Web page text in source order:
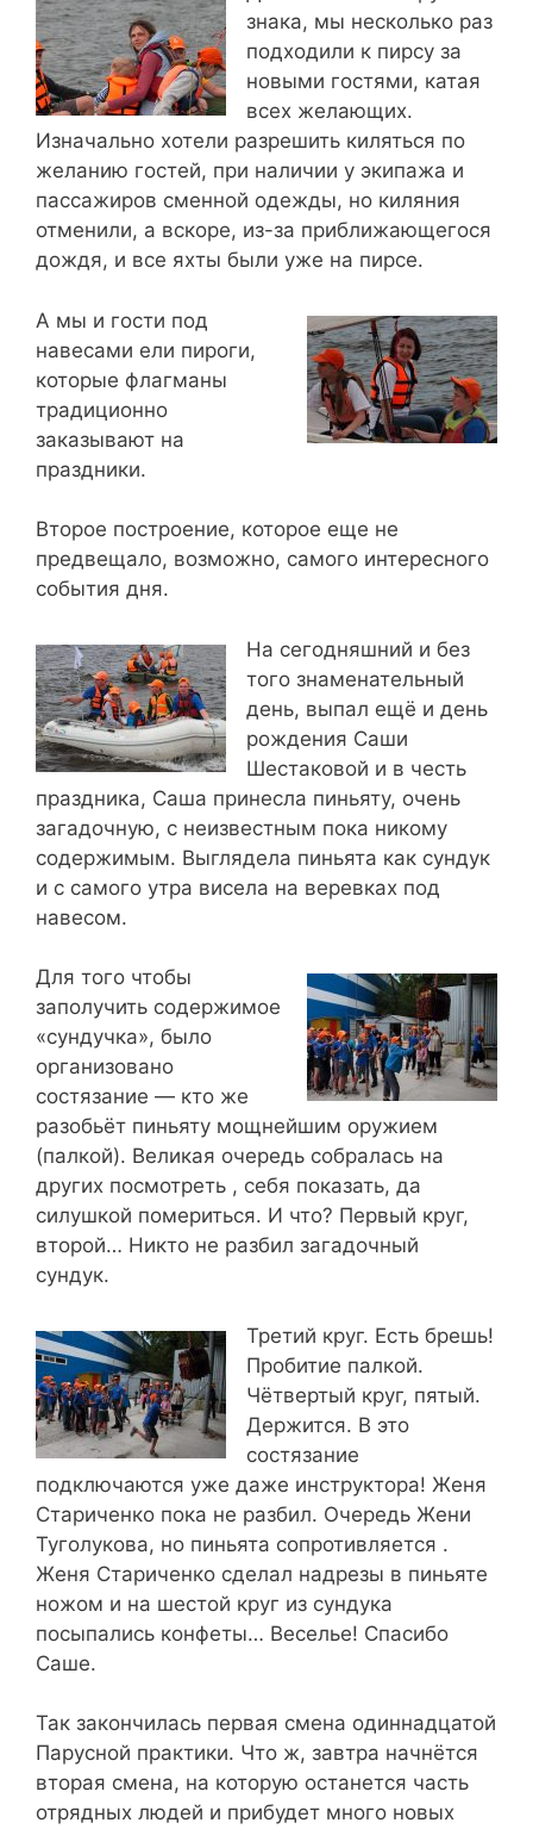
знака, мы несколько раз
подходили к пирсу за
новыми гостями, катая
всех желающих.
Изначально хотели разрешить киляться по
желанию гостей, при наличии у экипажа и
пассажиров сменной одежды, но киляния
отменили, а вскоре, из-за приближающегося
дождя, и все яхты были уже на пирсе.
А мы и гости под
навесами ели пироги,
которые флагманы
традиционно
заказывают на
праздники.
Второе построение, которое еще не
предвещало, возможно, самого интересного
события дня.
На сегодняшний и без
того знаменательный
день, выпал ещё и день
рождения Саши
Шестаковой и в честь
праздника, Саша принесла пиньяту, очень
загадочную, с неизвестным пока никому
содержимым. Выглядела пиньята как сундук
и с самого утра висела на веревках под
навесом.
Для того чтобы
заполучить содержимое
«сундучка», было
организовано
состязание — кто же
разобьёт пиньяту мощнейшим оружием
(палкой). Великая очередь собралась на
других посмотреть , себя показать, да
силушкой помериться. И что? Первый круг,
второй… Никто не разбил загадочный
сундук.
Третий круг. Есть брешь!
Пробитие палкой.
Чётвертый круг, пятый.
Держится. В это
состязание
подключаются уже даже инструктора! Женя
Стариченко пока не разбил. Очередь Жени
Туголукова, но пиньята сопротивляется .
Женя Стариченко сделал надрезы в пиньяте
ножом и на шестой круг из сундука
посыпались конфеты… Веселье! Спасибо
Саше.
Так закончилась первая смена одиннадцатой
Парусной практики. Что ж, завтра начнётся
вторая смена, на которую останется часть
отрядных людей и прибудет много новых